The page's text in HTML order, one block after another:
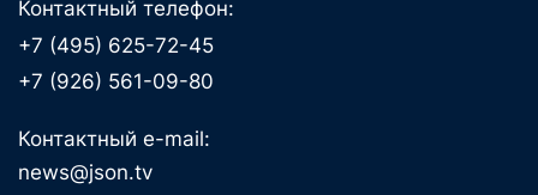
Контактный телефон:
+7 (495) 625-72-45
+7 (926) 561-09-80
Контактный e-mail:
news@json.tv